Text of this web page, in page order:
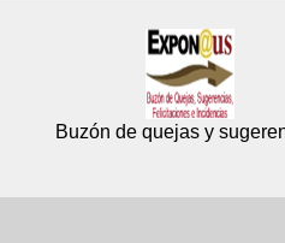
Buzón de quejas y